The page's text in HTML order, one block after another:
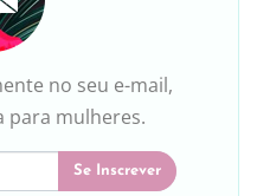
no seu e-mail,
para mulheres.
Se Inscrever